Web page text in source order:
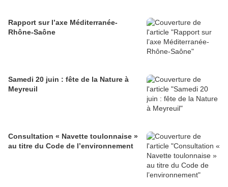
Rapport sur l’axe Méditerranée-
Rhône-Saône
Samedi 20 juin : fête de la Nature à
Meyreuil
Consultation « Navette toulonnaise »
au titre du Code de l’environnement